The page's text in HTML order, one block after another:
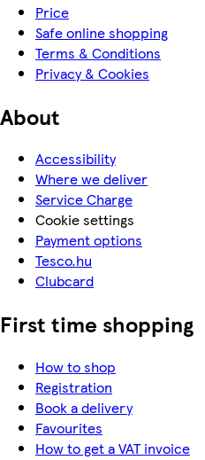
Price
Safe online shopping
Terms & Conditions
Privacy & Cookies
About
Accessibility
Where we deliver
Service Charge
Cookie settings
Payment options
Tesco.hu
Clubcard
First time shopping
How to shop
Registration
Book a delivery
Favourites
How to get a VAT invoice